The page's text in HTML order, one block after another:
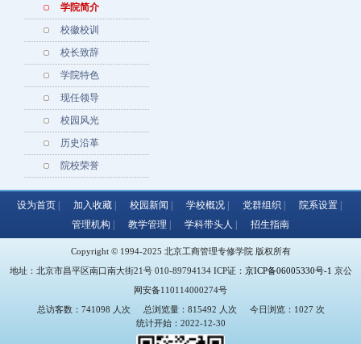
学院简介
校徽校训
校长致辞
学院特色
现任领导
校园风光
历史沿革
院校荣誉
设为首页 加入收藏 校园新闻 学校概况 党群组织
院系设置
管理机构
教学管理 学科带头人 招生指南
Copyright © 1994-2025 北京工商管理专修学院 版权所有
地址：北京市昌平区南口南大街21号 010-89794134 ICP证： 京ICP备06005330号-1 京公
网安备110114000274号
总访客数：741098 人次
总浏览量：815492 人次
今日浏览：1027 次
统计开始：2022-12-30